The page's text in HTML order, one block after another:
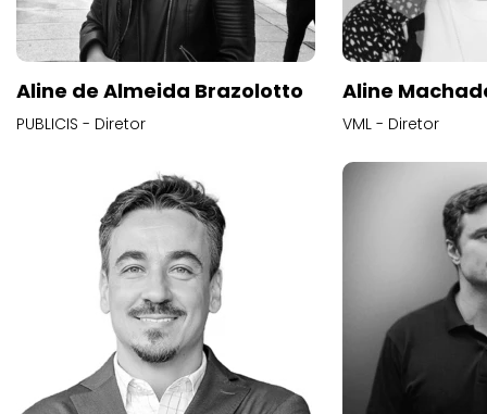
Aline de Almeida Brazolotto
PUBLICIS - Diretor
Aline
VML - Diretor